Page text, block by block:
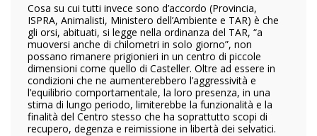
Cosa su cui tutti invece sono d’accordo (Provincia,
ISPRA, Animalisti, Ministero dell’Ambiente e TAR) è che
gli orsi, abituati, si legge nella ordinanza del TAR, “a
muoversi anche di chilometri in solo giorno”, non
possano rimanere prigionieri in un centro di piccole
dimensioni come quello di Casteller. Oltre ad essere in
condizioni che ne aumenterebbero l’aggressività e
l’equilibrio comportamentale, la loro presenza, in una
stima di lungo periodo, limiterebbe la funzionalità e la
finalità del Centro stesso che ha soprattutto scopi di
recupero, degenza e reimissione in libertà dei selvatici.